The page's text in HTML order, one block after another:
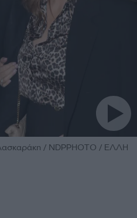
/ NDPPHOTO / ΕΛΛΗ